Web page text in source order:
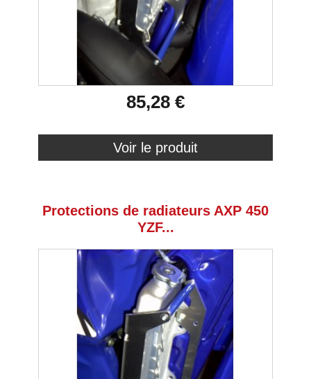
85,28 €
Voir le produit
Protections de radiateurs AXP 450
YZF...